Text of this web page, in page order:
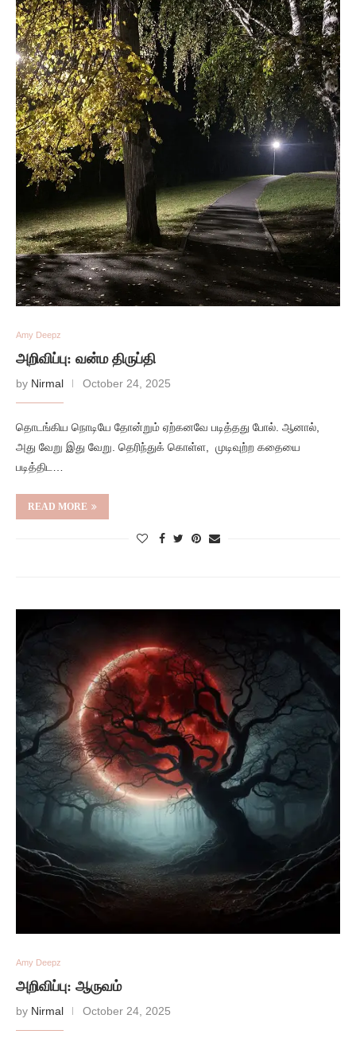
Amy Deepz
அறிவிப்பு: வன்ம திருப்தி
by Nirmal October 24, 2025
தொடங்கிய நொடியே தோன்றும் ஏற்கனவே படித்தது போல். ஆனால்,
அது வேறு இது வேறு. தெரிந்துக் கொள்ள, முடிவுற்ற கதையை
படித்திட…
READ MORE
Amy Deepz
அறிவிப்பு: ஆருவம்
by Nirmal October 24, 2025